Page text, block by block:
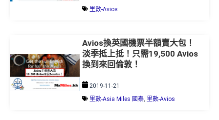
里數-Avios
Avios換英國機票半額賣大包！
淡季抵上抵！只需19,500 Avios
換到來回倫敦！
2019-11-21
里數-Asia Miles 國泰, 里數-Avios